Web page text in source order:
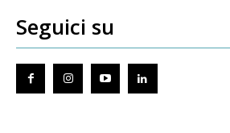
Seguici su